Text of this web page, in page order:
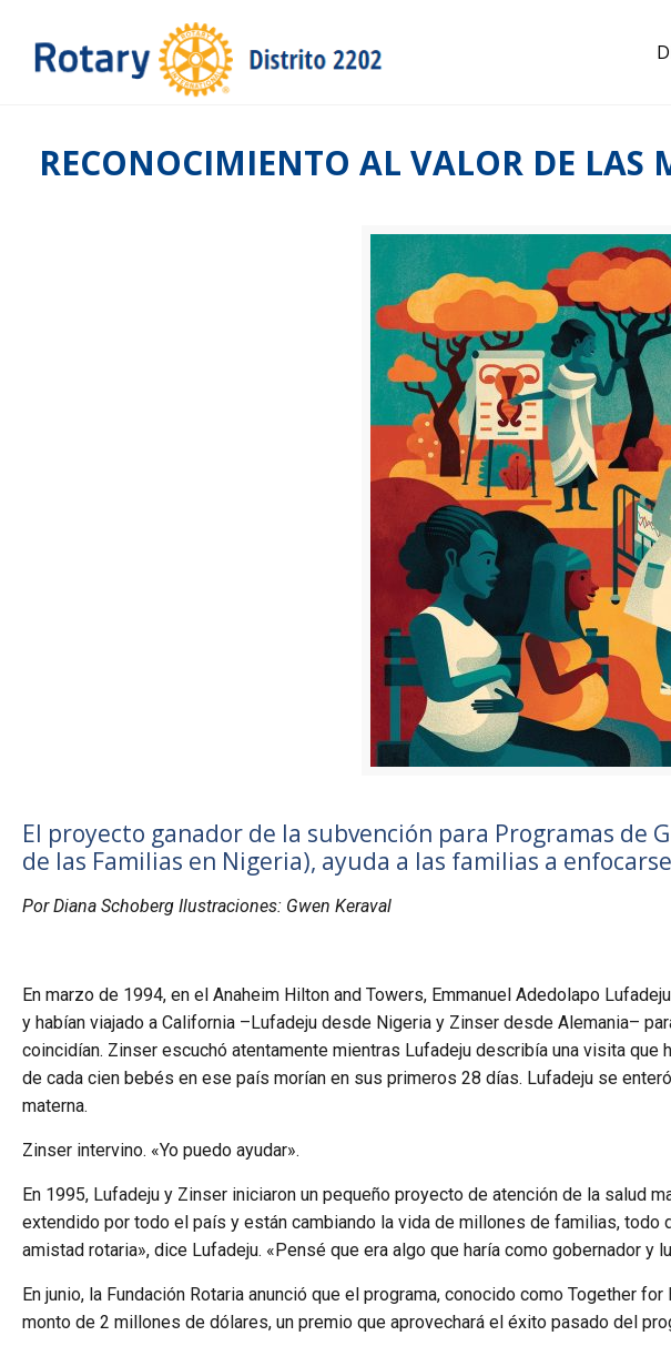
RECONOCIMIENTO AL VALOR DE LAS
El proyecto ganador de la subvención para Programas de
de las Familias en Nigeria), ayuda a las familias a
Por Diana Schoberg Ilustraciones: Gwen Keraval
En marzo de 1994, en el Anaheim Hilton and Towers, Emmanuel Adedolapo
y habían viajado a California –Lufadeju desde Nigeria y Zinser desde Alemania–
coincidían. Zinser escuchó atentamente mientras Lufadeju describía una visita
de cada cien bebés en ese país morían en sus primeros 28 días. Lufadeju se
materna.
Zinser intervino. «Yo puedo ayudar».
En 1995, Lufadeju y Zinser iniciaron un pequeño proyecto de atención de la salud
extendido por todo el país y están cambiando la vida de millones de familias,
amistad rotaria», dice Lufadeju. «Pensé que era algo que haría como gobernador y
En junio, la Fundación Rotaria anunció que el programa, conocido como Together
monto de 2 millones de dólares, un premio que aprovechará el éxito pasado del